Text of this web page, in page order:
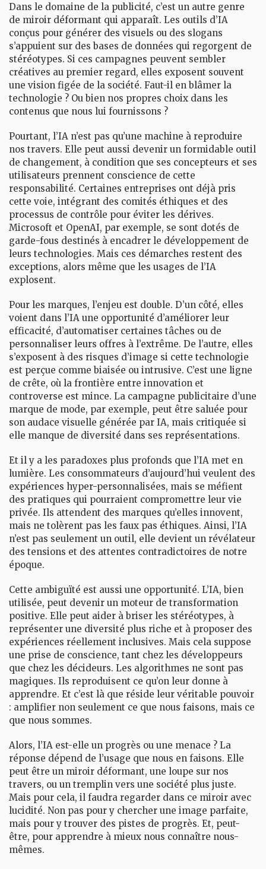
Dans le domaine de la publicité, c’est un autre genre
de miroir déformant qui apparaît. Les outils d’IA
conçus pour générer des visuels ou des slogans
s’appuient sur des bases de données qui regorgent de
stéréotypes. Si ces campagnes peuvent sembler
créatives au premier regard, elles exposent souvent
une vision figée de la société. Faut-il en blâmer la
technologie ? Ou bien nos propres choix dans les
contenus que nous lui fournissons ?
Pourtant, l’IA n’est pas qu’une machine à reproduire
nos travers. Elle peut aussi devenir un formidable outil
de changement, à condition que ses concepteurs et ses
utilisateurs prennent conscience de cette
responsabilité. Certaines entreprises ont déjà pris
cette voie, intégrant des comités éthiques et des
processus de contrôle pour éviter les dérives.
Microsoft et OpenAI, par exemple, se sont dotés de
garde-fous destinés à encadrer le développement de
leurs technologies. Mais ces démarches restent des
exceptions, alors même que les usages de l’IA
explosent.
Pour les marques, l’enjeu est double. D’un côté, elles
voient dans l’IA une opportunité d’améliorer leur
efficacité, d’automatiser certaines tâches ou de
personnaliser leurs offres à l’extrême. De l’autre, elles
s’exposent à des risques d’image si cette technologie
est perçue comme biaisée ou intrusive. C’est une ligne
de crête, où la frontière entre innovation et
controverse est mince. La campagne publicitaire d’une
marque de mode, par exemple, peut être saluée pour
son audace visuelle générée par IA, mais critiquée si
elle manque de diversité dans ses représentations.
Et il y a les paradoxes plus profonds que l’IA met en
lumière. Les consommateurs d’aujourd’hui veulent des
expériences hyper-personnalisées, mais se méfient
des pratiques qui pourraient compromettre leur vie
privée. Ils attendent des marques qu’elles innovent,
mais ne tolèrent pas les faux pas éthiques. Ainsi, l’IA
n’est pas seulement un outil, elle devient un révélateur
des tensions et des attentes contradictoires de notre
époque.
Cette ambiguïté est aussi une opportunité. L’IA, bien
utilisée, peut devenir un moteur de transformation
positive. Elle peut aider à briser les stéréotypes, à
représenter une diversité plus riche et à proposer des
expériences réellement inclusives. Mais cela suppose
une prise de conscience, tant chez les développeurs
que chez les décideurs. Les algorithmes ne sont pas
magiques. Ils reproduisent ce qu’on leur donne à
apprendre. Et c’est là que réside leur véritable pouvoir
: amplifier non seulement ce que nous faisons, mais ce
que nous sommes.
Alors, l’IA est-elle un progrès ou une menace ? La
réponse dépend de l’usage que nous en faisons. Elle
peut être un miroir déformant, une loupe sur nos
travers, ou un tremplin vers une société plus juste.
Mais pour cela, il faudra regarder dans ce miroir avec
lucidité. Non pas pour y chercher une image parfaite,
mais pour y trouver des pistes de progrès. Et, peut-
être, pour apprendre à mieux nous connaître nous-
mêmes.